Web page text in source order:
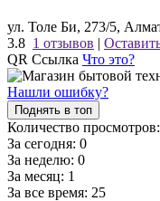
ул. Толе Би, 273/5,
3.8 1 отзывов |
QR Ссылка Что это?
Нашли ошибку?
Поднять в топ
Количество просмотров:
За сегодня: 0
За неделю: 0
За месяц: 1
За все время: 25